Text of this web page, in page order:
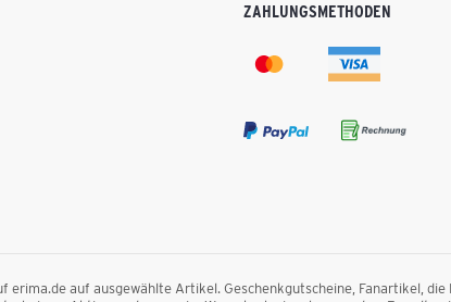
ZAHLUNGSMETHODEN
erima.de auf ausgewählte Artikel. Geschenkgutscheine, Fanartikel,